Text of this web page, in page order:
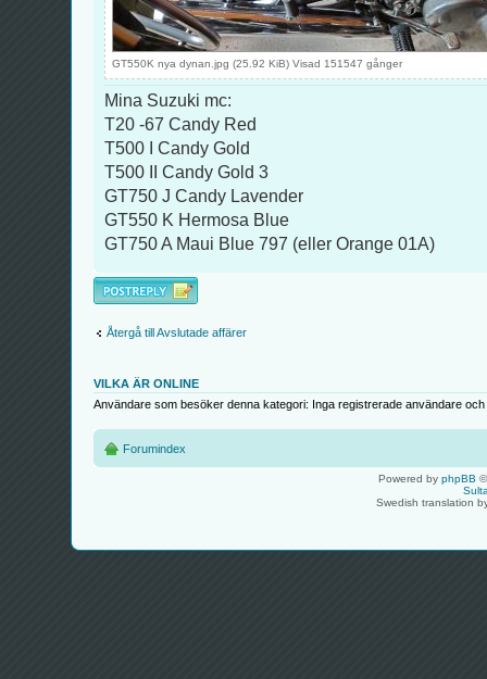
GT550K nya dynan.jpg (25.92 KiB) Visad 151547 gånger
Mina Suzuki mc:
T20 -67 Candy Red
T500 I Candy Gold
T500 II Candy Gold 3
GT750 J Candy Lavender
GT550 K Hermosa Blue
GT750 A Maui Blue 797 (eller Orange 01A)
Besvara
Återgå till Avslutade affärer
VILKA ÄR ONLINE
Användare som besöker denna kategori: Inga registrerade användare
Forumindex
Powered by phpBB
Swedish translation